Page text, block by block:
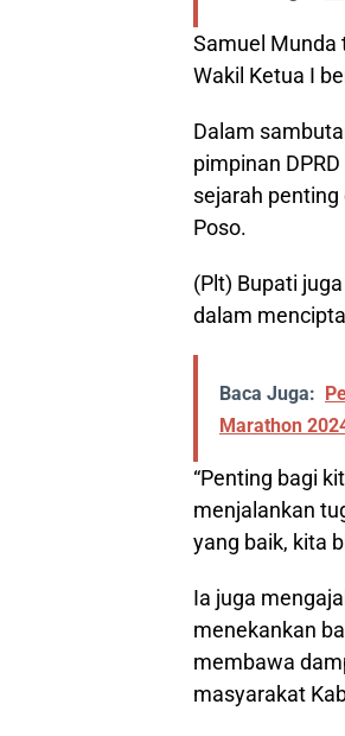
Samuel Munda
Wakil Ketua I
Dalam
pimpinan
sejarah
Poso.
(Plt) Bupati
dalam
Baca Juga:
Marathon
“Penting bagi
menjalankan
yang baik, kita
Ia juga
menekankan
membawa
masyarakat